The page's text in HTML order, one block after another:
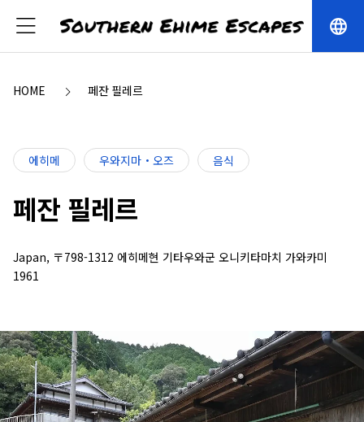
language
HOME 페잔 필레르
에히메 우와지마・오즈 음식
페잔 필레르
Japan, 〒798-1312 에히메현 기타우와군 오니키타마치 가와카미
1961